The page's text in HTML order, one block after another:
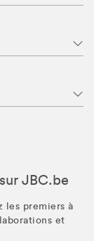
JBC.be
les premiers à
et